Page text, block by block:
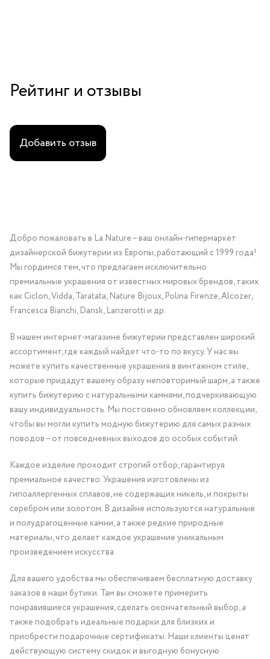
Рейтинг и отзывы
Добавить отзыв
Добро пожаловать в La Nature – ваш онлайн-гипермаркет
дизайнерской бижутерии из Европы, работающий с 1999 года!
Мы гордимся тем, что предлагаем исключительно
премиальные украшения от известных мировых брендов, таких
как Ciclon, Vidda, Taratata, Nature Bijoux, Polina Firenze, Alcozer,
Francesca Bianchi, Dansk, Lanzerotti и др.
В нашем интернет-магазине бижутерии представлен широкий
ассортимент, где каждый найдет что-то по вкусу. У нас вы
можете купить качественные украшения в винтажном стиле,
которые придадут вашему образу неповторимый шарм, а также
купить бижутерию с натуральными камнями, подчеркивающую
вашу индивидуальность. Мы постоянно обновляем коллекции,
чтобы вы могли купить модную бижутерию для самых разных
поводов – от повседневных выходов до особых событий.
Каждое изделие проходит строгий отбор, гарантируя
премиальное качество. Украшения изготовлены из
гипоаллергенных сплавов, не содержащих никель, и покрыты
серебром или золотом. В дизайне используются натуральные
и полудрагоценные камни, а также редкие природные
материалы, что делает каждое украшение уникальным
произведением искусства.
Для вашего удобства мы обеспечиваем бесплатную доставку
заказов в наши бутики. Там вы сможете примерить
понравившиеся украшения, сделать окончательный выбор, а
также подобрать идеальные подарки для близких и
приобрести подарочные сертификаты. Наши клиенты ценят
действующую систему скидок и выгодную бонусную